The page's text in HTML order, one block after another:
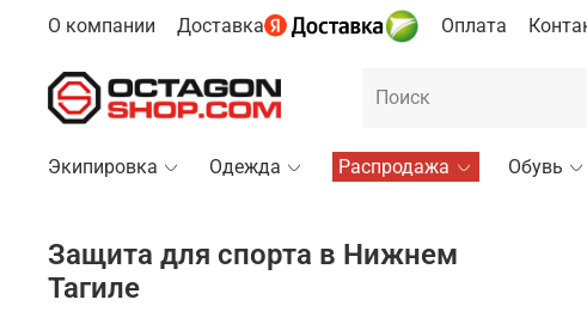
О компании Доставка Оплата
Экипировка Одежда Распродажа Обувь
Защита для спорта в Нижнем
Тагиле